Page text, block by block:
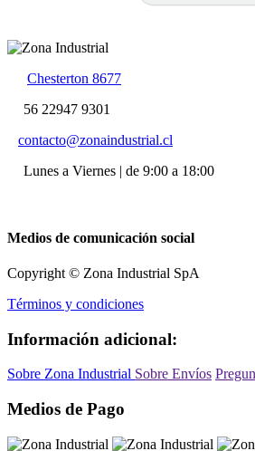
Chesterton 8677
56 22947 9301
contacto@zonaindustrial.cl
Lunes a Viernes | de 9:00 a 18:00
Medios de comunicación social
Copyright © Zona Industrial SpA
Términos y condiciones
Información adicional:
Sobre Zona Industrial Sobre Envíos
Medios de Pago